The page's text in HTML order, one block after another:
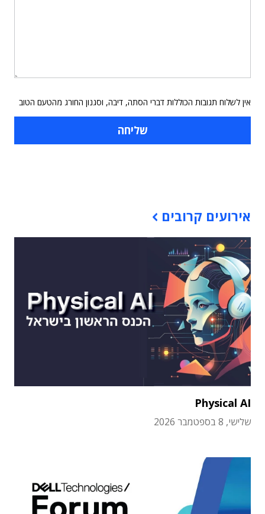
אין לשלוח תגובות הכוללות דברי הסתה, דיבה, וסגנון החורג מהטעם הטוב
אירועים קרובים
Physical AI
שלישי, 8 בספטמבר 2026